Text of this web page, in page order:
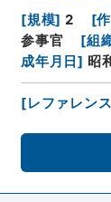
[規模] 2 [
参事官
[組
成年月日] 昭
[レファレン